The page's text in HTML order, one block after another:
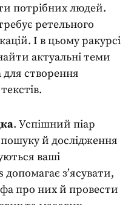
потрібних людей.
ретельного
І в цьому ракурсі
актуальні теми
для створення
. Успішний піар
й дослідження
ваші
з’ясувати,
про них й провести